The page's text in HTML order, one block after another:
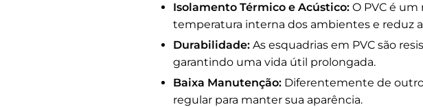
Isolamento Térmico e Acústico: O PVC é
temperatura interna dos ambientes e reduz
Durabilidade: As esquadrias em PVC são
garantindo uma vida útil prolongada.
Baixa Manutenção: Diferentemente de
regular para manter sua aparência.